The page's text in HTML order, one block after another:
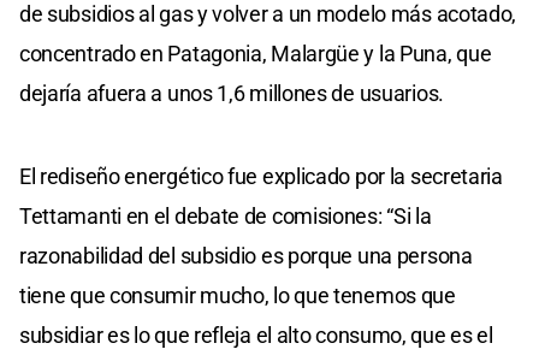
de subsidios al gas y volver a un modelo más acotado,
concentrado en Patagonia, Malargüe y la Puna, que
dejaría afuera a unos 1,6 millones de usuarios.
El rediseño energético fue explicado por la secretaria
Tettamanti en el debate de comisiones: “Si la
razonabilidad del subsidio es porque una persona
tiene que consumir mucho, lo que tenemos que
subsidiar es lo que refleja el alto consumo, que es el